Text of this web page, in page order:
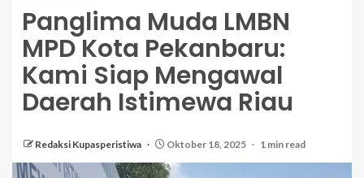
Panglima Muda LMBN
MPD Kota Pekanbaru:
Kami Siap Mengawal
Daerah Istimewa Riau
Redaksi Kupasperistiwa Oktober 18, 2025 1 min read